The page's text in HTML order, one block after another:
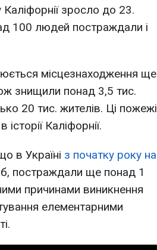
зросло до 23.
100 людей постраждали і
місцезнаходження ще
знищили понад 3,5 тис.
20 тис. жителів. Ці пожежі
Каліфорнії.
в Україні з початку року на
постраждали ще понад 1
причинами виникнення
елементарними